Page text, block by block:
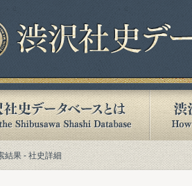
結果 - 社史詳細